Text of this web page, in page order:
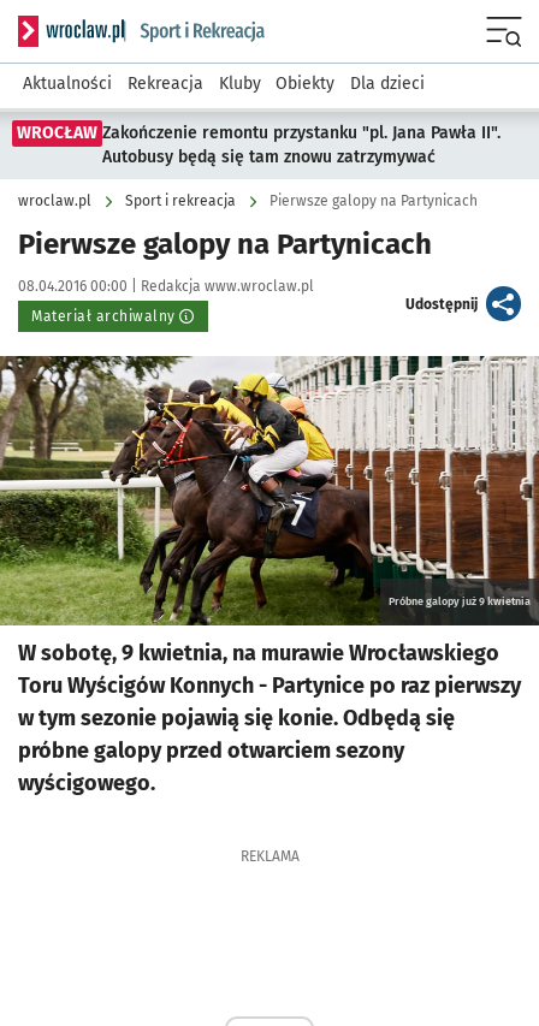
Serwis informacyjny wroclaw.pl podserwis: Sport i rekreacja
Aktualności Rekreacja Kluby Obiekty Dla dzieci
WROCŁAW Zakończenie remontu przystanku "pl. Jana Pawła II".
Autobusy będą się tam znowu zatrzymywać
wroclaw.pl Sport i rekreacja Pierwsze galopy na Partynicach
Pierwsze galopy na Partynicach
Data publikacji:
08.04.2016 00:00 | Autor:
Redakcja www.wroclaw.pl
Materiał archiwalny
Udostępnijartykuł
Kliknij, aby powiększyć
Próbne galopy już 9 kwietnia
W sobotę, 9 kwietnia, na murawie Wrocławskiego
Toru Wyścigów Konnych - Partynice po raz pierwszy
w tym sezonie pojawią się konie. Odbędą się
próbne galopy przed otwarciem sezony
wyścigowego.
REKLAMA